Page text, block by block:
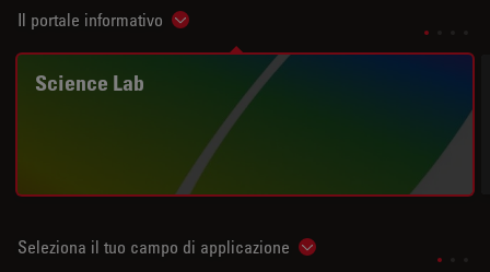
Il portale informativo Show subnavigation
Science Lab
Seleziona il tuo campo di applicazione Show subnavigation